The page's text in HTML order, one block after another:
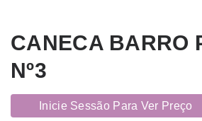
CANECA BARRO
Nº3
Inicie Sessão Para Ver Preço